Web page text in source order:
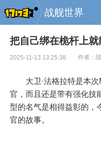
战舰世界
把自己绑在桅杆上就
2025-11-13 13:25:38 作者：
大卫·法格拉特是本
官，而且还是带有强化技
型的名气是相得益彰的，
官的故事。